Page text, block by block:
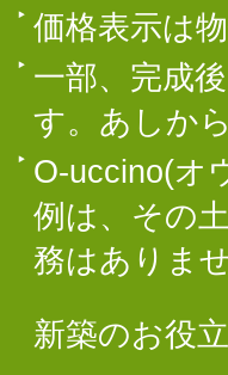
価格表示は
一部、完成
す。あしか
O-uccino(オ
例は、その
務はありませ
新築のお役立